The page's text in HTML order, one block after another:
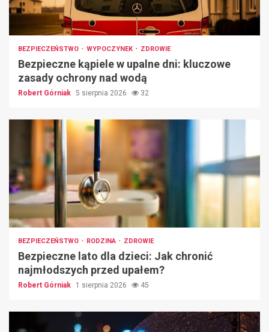
BEZPIECZEŃSTWO WYPOCZYNEK ZDROWIE
Bezpieczne kąpiele w upalne dni: kluczowe
zasady ochrony nad wodą
Robert Górniak 5 sierpnia 2026 32
BEZPIECZEŃSTWO RODZINA ZDROWIE
Bezpieczne lato dla dzieci: Jak chronić
najmłodszych przed upałem?
Robert Górniak 1 sierpnia 2026 45